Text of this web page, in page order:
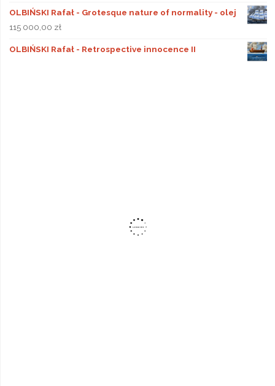
OLBIŃSKI Rafał - Grotesque nature of normality - olej
115 000,00 zł
OLBIŃSKI Rafał - Retrospective innocence II